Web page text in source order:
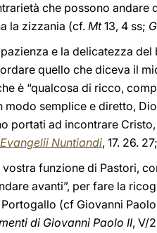
che possono
la zizzania (cf.Mt13, 4 ss;
e la delicatezza
quello che diceva il
è “qualcosa di ricco,
modo semplice e diretto,
portati ad incontrare
Evangelii Nuntiandi, 17. 26.
funzione di Pastori,
avanti”, per fare la
(cf Giovanni Paolo
di Giovanni Paolo II, V/